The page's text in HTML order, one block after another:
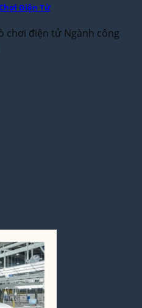
Điện Tử
chơi điện tử Ngành công